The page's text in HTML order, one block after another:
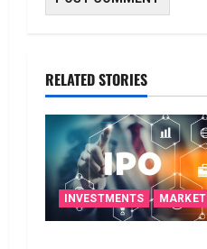
RELATED STORIES
INVESTMENTS MARKET